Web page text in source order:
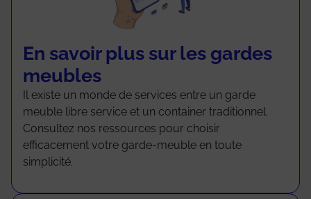
En savoir plus sur les gardes
meubles
Il existe un monde de services entre un garde
meuble libre service et un container traditionnel.
Consultez nos ressources pour choisir
efficacement votre garde-meuble en toute
simplicité.